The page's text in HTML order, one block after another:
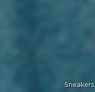
Sneakers